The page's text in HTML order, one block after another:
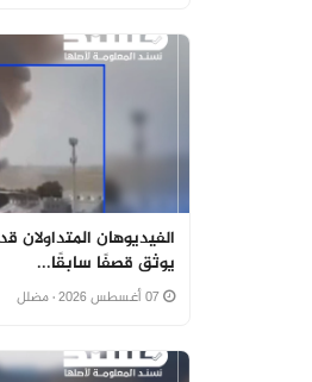
الفيديوهان المتداولان
يوثق قصفًا سابقًا...
· مضلل